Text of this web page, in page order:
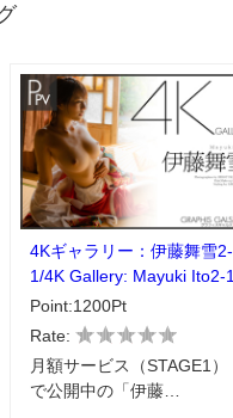
4Kギャラリー：伊藤舞雪2-
1/4K Gallery: Mayuki Ito2-1
Point:1200Pt
Rate:
月額サービス（STAGE1）
で公開中の「伊藤…